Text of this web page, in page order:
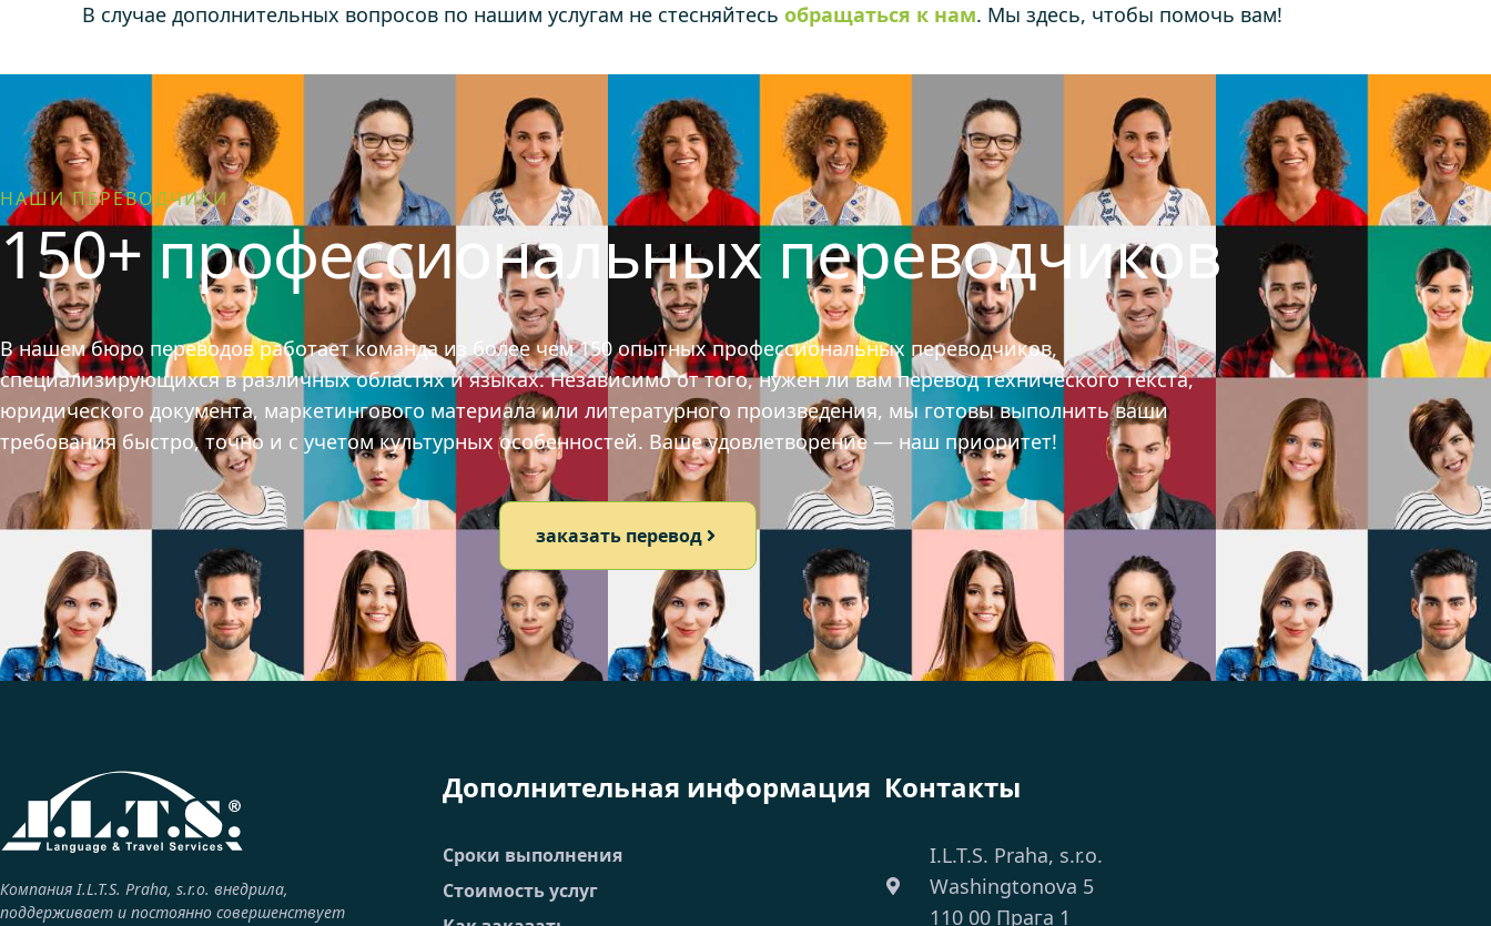
В случае дополнительных вопросов по нашим услугам не стесняйтесь обращаться к нам. Мы здесь, чтобы помочь вам!
НАШИ ПЕРЕВОДЧИКИ
150+ профессиональных переводчиков
В нашем бюро переводов работает команда из более чем 150 опытных профессиональных переводчиков,
специализирующихся в различных областях и языках. Независимо от того, нужен ли вам перевод технического текста,
юридического документа, маркетингового материала или литературного произведения, мы готовы выполнить ваши
требования быстро, точно и с учетом культурных особенностей. Ваше удовлетворение — наш приоритет!
заказать перевод
Компания I.L.T.S. Praha, s.r.o. внедрила,
поддерживает и постоянно совершенствует
Дополнительная информация
Сроки выполнения
Стоимость услуг
Контакты
I.L.T.S. Praha, s.r.o.
Washingtonova 5
110 00 Прага 1